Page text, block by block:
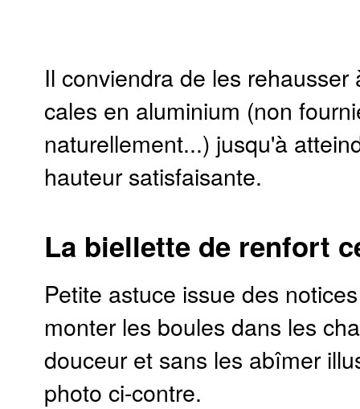
Il conviendra de les rehausser
cales en aluminium (non
naturellement...) jusqu'à
hauteur satisfaisante.
La biellette de renfort
Petite astuce issue des
monter les boules dans les
douceur et sans les abîmer
photo ci-contre.